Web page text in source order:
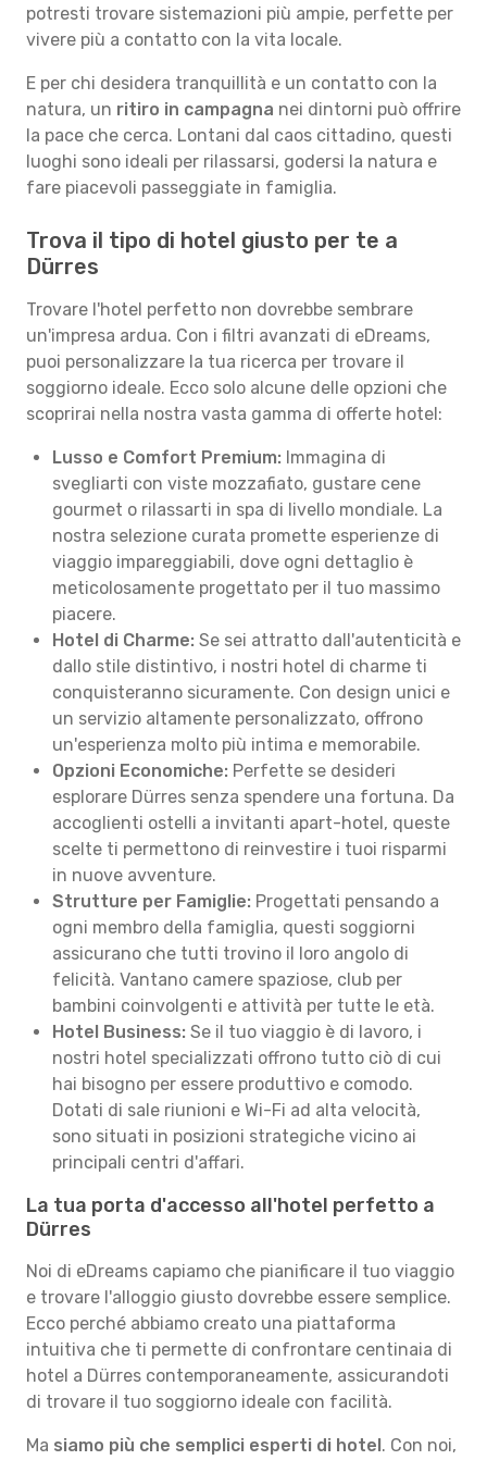
potresti trovare sistemazioni più ampie, perfette per
vivere più a contatto con la vita locale.
E per chi desidera tranquillità e un contatto con la
natura, un ritiro in campagna nei dintorni può offrire
la pace che cerca. Lontani dal caos cittadino, questi
luoghi sono ideali per rilassarsi, godersi la natura e
fare piacevoli passeggiate in famiglia.
Trova il tipo di hotel giusto per te a
Dürres
Trovare l'hotel perfetto non dovrebbe sembrare
un'impresa ardua. Con i filtri avanzati di eDreams,
puoi personalizzare la tua ricerca per trovare il
soggiorno ideale. Ecco solo alcune delle opzioni che
scoprirai nella nostra vasta gamma di offerte hotel:
Lusso e Comfort Premium: Immagina di
svegliarti con viste mozzafiato, gustare cene
gourmet o rilassarti in spa di livello mondiale. La
nostra selezione curata promette esperienze di
viaggio impareggiabili, dove ogni dettaglio è
meticolosamente progettato per il tuo massimo
piacere.
Hotel di Charme: Se sei attratto dall'autenticità e
dallo stile distintivo, i nostri hotel di charme ti
conquisteranno sicuramente. Con design unici e
un servizio altamente personalizzato, offrono
un'esperienza molto più intima e memorabile.
Opzioni Economiche: Perfette se desideri
esplorare Dürres senza spendere una fortuna. Da
accoglienti ostelli a invitanti apart-hotel, queste
scelte ti permettono di reinvestire i tuoi risparmi
in nuove avventure.
Strutture per Famiglie: Progettati pensando a
ogni membro della famiglia, questi soggiorni
assicurano che tutti trovino il loro angolo di
felicità. Vantano camere spaziose, club per
bambini coinvolgenti e attività per tutte le età.
Hotel Business: Se il tuo viaggio è di lavoro, i
nostri hotel specializzati offrono tutto ciò di cui
hai bisogno per essere produttivo e comodo.
Dotati di sale riunioni e Wi-Fi ad alta velocità,
sono situati in posizioni strategiche vicino ai
principali centri d'affari.
La tua porta d'accesso all'hotel perfetto a
Dürres
Noi di eDreams capiamo che pianificare il tuo viaggio
e trovare l'alloggio giusto dovrebbe essere semplice.
Ecco perché abbiamo creato una piattaforma
intuitiva che ti permette di confrontare centinaia di
hotel a Dürres contemporaneamente, assicurandoti
di trovare il tuo soggiorno ideale con facilità.
Ma siamo più che semplici esperti di hotel. Con noi,